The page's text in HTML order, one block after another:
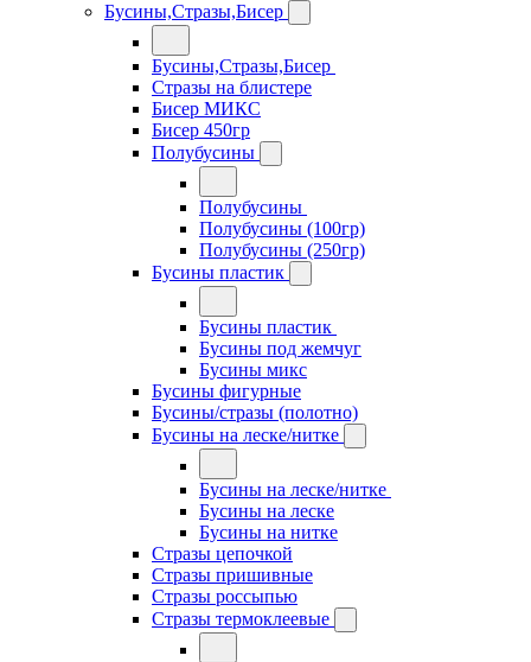
Бусины,Стразы,Бисер
Бусины,Стразы,Бисер
Стразы на блистере
Бисер МИКС
Бисер 450гр
Полубусины
Полубусины
Полубусины (100гр)
Полубусины (250гр)
Бусины пластик
Бусины пластик
Бусины под жемчуг
Бусины микс
Бусины фигурные
Бусины/стразы (полотно)
Бусины на леске/нитке
Бусины на леске/нитке
Бусины на леске
Бусины на нитке
Стразы цепочкой
Стразы пришивные
Стразы россыпью
Стразы термоклеевые